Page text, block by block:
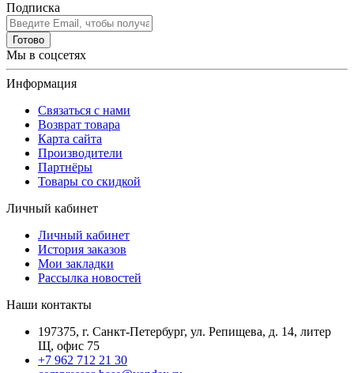
Подписка
Готово
Мы в соцсетях
Информация
Связаться с нами
Возврат товара
Карта сайта
Производители
Партнёры
Товары со скидкой
Личный кабинет
Личный кабинет
История заказов
Мои закладки
Рассылка новостей
Наши контакты
197375, г. Санкт-Петербург, ул. Репищева, д. 14, литер
Щ, офис 75
+7 962 712 21 30